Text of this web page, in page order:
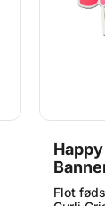
Dekora
Flot